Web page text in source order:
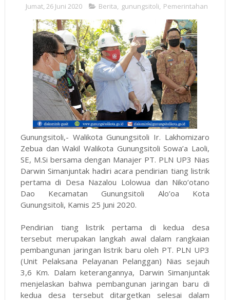
Jumat, 26 Juni 2020 Berita, gunungsitoli, Pemerintahan
Gunungsitoli,- Walikota Gunungsitoli Ir. Lakhomizaro
Zebua dan Wakil Walikota Gunungsitoli Sowa’a Laoli,
SE, M.Si bersama dengan Manajer PT. PLN UP3 Nias
Darwin Simanjuntak hadiri acara pendirian tiang listrik
pertama di Desa Nazalou Lolowua dan Niko’otano
Dao Kecamatan Gunungsitoli Alo’oa Kota
Gunungsitoli, Kamis 25 Juni 2020.
Pendirian tiang listrik pertama di kedua desa
tersebut merupakan langkah awal dalam rangkaian
pembangunan jaringan listrik baru oleh PT. PLN UP3
(Unit Pelaksana Pelayanan Pelanggan) Nias sejauh
3,6 Km. Dalam keterangannya, Darwin Simanjuntak
menjelaskan bahwa pembangunan jaringan baru di
kedua desa tersebut ditargetkan selesai dalam